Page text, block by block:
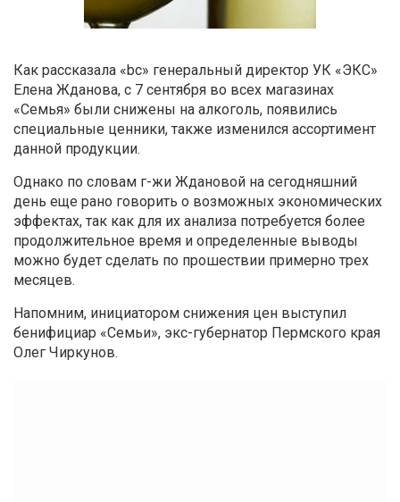
Как рассказала «bc» генеральный директор УК «ЭКС»
Елена Жданова, с 7 сентября во всех магазинах
«Семья» были снижены на алкоголь, появились
специальные ценники, также изменился ассортимент
данной продукции.
Однако по словам г-жи Ждановой на сегодняшний
день еще рано говорить о возможных экономических
эффектах, так как для их анализа потребуется более
продолжительное время и определенные выводы
можно будет сделать по прошествии примерно трех
месяцев.
Напомним, инициатором снижения цен выступил
бенифициар «Семьи», экс-губернатор Пермского края
Олег Чиркунов.